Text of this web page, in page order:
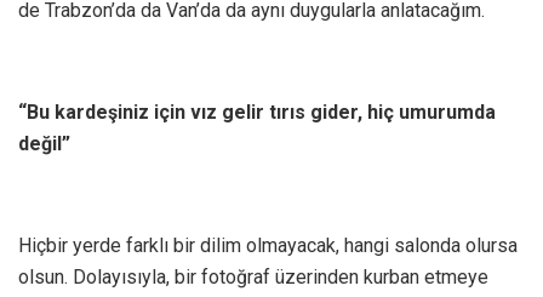
de Trabzon’da da Van’da da aynı duygularla anlatacağım.
“Bu kardeşiniz için vız gelir tırıs gider, hiç umurumda
değil”
Hiçbir yerde farklı bir dilim olmayacak, hangi salonda olursa
olsun. Dolayısıyla, bir fotoğraf üzerinden kurban etmeye